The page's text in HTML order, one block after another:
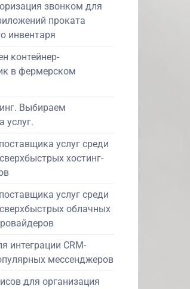
звонком для
проката
инвентаря
контейнер-
в фермерском
Выбираем
услуг.
услуг среди
хостинг-
услуг среди
облачных
интеграции CRM-
мессенджеров
для организация